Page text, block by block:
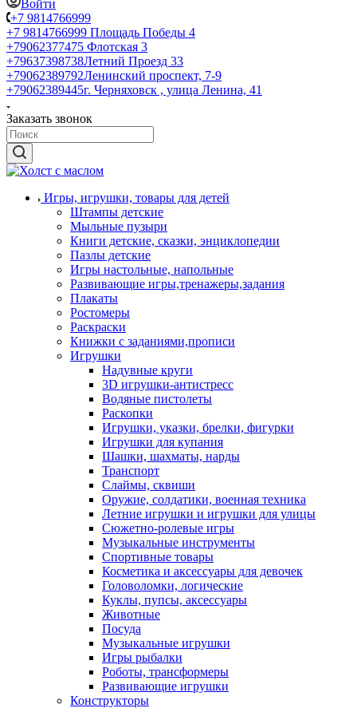
Войти
+7 9814766999
+7 9814766999 Площадь Победы 4
+79062377475 Флотская 3
+79637398738Летний Проезд 33
+79062389792Ленинский проспект, 7-9
+79062389445г. Черняховск , улица Ленина, 41
Заказать звонок
Игры, игрушки, товары для детей
Штампы детские
Мыльные пузыри
Книги детские, сказки, энциклопедии
Пазлы детские
Игры настольные, напольные
Развивающие игры,тренажеры,задания
Плакаты
Ростомеры
Раскраски
Книжки с заданиями,прописи
Игрушки
Надувные круги
3D игрушки-антистресс
Водяные пистолеты
Раскопки
Игрушки, указки, брелки, фигурки
Игрушки для купания
Шашки, шахматы, нарды
Транспорт
Слаймы, сквиши
Оружие, солдатики, военная техника
Летние игрушки и игрушки для улицы
Сюжетно-ролевые игры
Музыкальные инструменты
Спортивные товары
Косметика и аксессуары для девочек
Головоломки, логические
Куклы, пупсы, аксессуары
Животные
Посуда
Музыкальные игрушки
Игры рыбалки
Роботы, трансформеры
Развивающие игрушки
Конструкторы